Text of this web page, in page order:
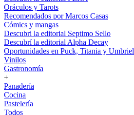
Oráculos y Tarots
Recomendados por Marcos Casas
Cómics y mangas
Descubri la editorial Septimo Sello
Descubrí la editorial Alpha Decay
Oportunidades en Puck, Titania y Umbriel
Vinilos
Gastronomía
+
Panadería
Cocina
Pastelería
Todos